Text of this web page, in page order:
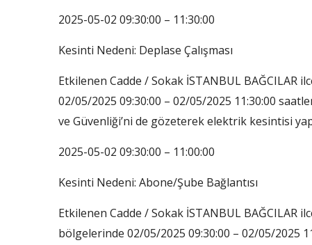
2025-05-02 09:30:00 – 11:30:00
Kesinti Nedeni: Deplase Çalışması
Etkilenen Cadde / Sokak İSTANBUL BAĞCILAR
02/05/2025 09:30:00 – 02/05/2025 11:30:00
ve Güvenliği’ni de gözeterek elektrik kesintisi
2025-05-02 09:30:00 – 11:00:00
Kesinti Nedeni: Abone/Şube Bağlantısı
Etkilenen Cadde / Sokak İSTANBUL BAĞCILAR
bölgelerinde 02/05/2025 09:30:00 – 02/05/2025